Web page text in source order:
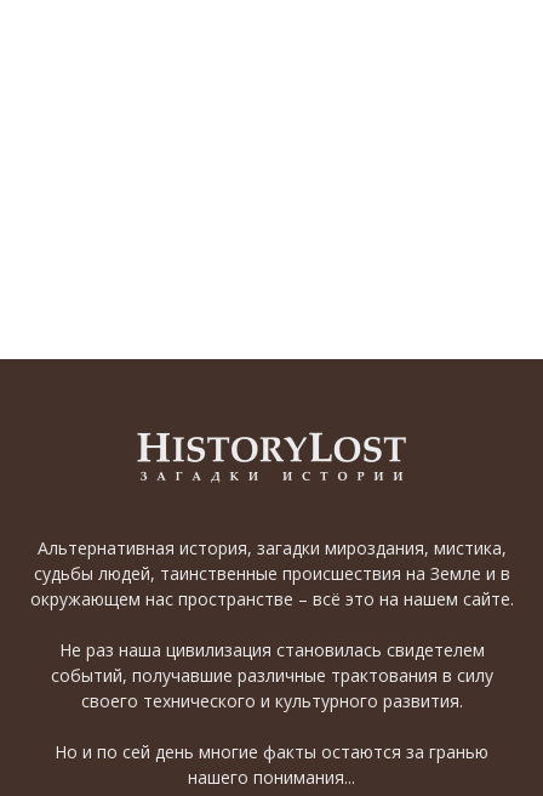
Альтернативная история, загадки мироздания, мистика,
судьбы людей, таинственные происшествия на Земле и в
окружающем нас пространстве – всё это на нашем сайте.
Не раз наша цивилизация становилась свидетелем
событий, получавшие различные трактования в силу
своего технического и культурного развития.
Но и по сей день многие факты остаются за гранью
нашего понимания...